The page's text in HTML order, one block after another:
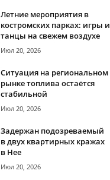
Летние мероприятия в
костромских парках: игры и
танцы на свежем воздухе
Июл 20, 2026
Ситуация на региональном
рынке топлива остаётся
стабильной
Июл 20, 2026
Задержан подозреваемый
в двух квартирных кражах
в Нее
Июл 20, 2026